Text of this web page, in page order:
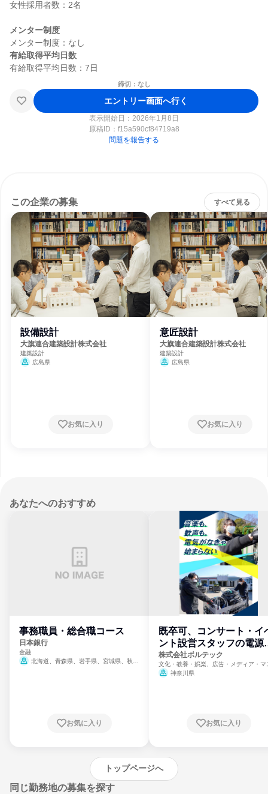
女性採用者数：2名
メンター制度
有給取得平均日数
締切：なし
エントリー画面へ行く
表示開始日：2026年1月8日
原稿ID： f15a590cf84719a8
問題を報告する
この企業の募集 すべて見る
設備設計
大旗連合建築設計株式会社
建築設計
広島県
お気に入り
意匠設計
大旗連合建築設計株式会社
建築設計
広島県
お気に入り
あなたへのおすすめ
事務職員・総合職コース
日本銀行
金融
北海道、青森県、岩手県、宮城県、秋田
崎県、熊本県、大分県、宮崎県、鹿児島県、
お気に入り
既卒可、コンサート・イ
ント設営スタッフの電源
門
株式会社ボルテック
文化・教養・娯楽、広告・メディア・マ
ミ、電力・ガス・水道・エネルギー
神奈川県
お気に入り
トップページへ
同じ勤務地の募集を探す